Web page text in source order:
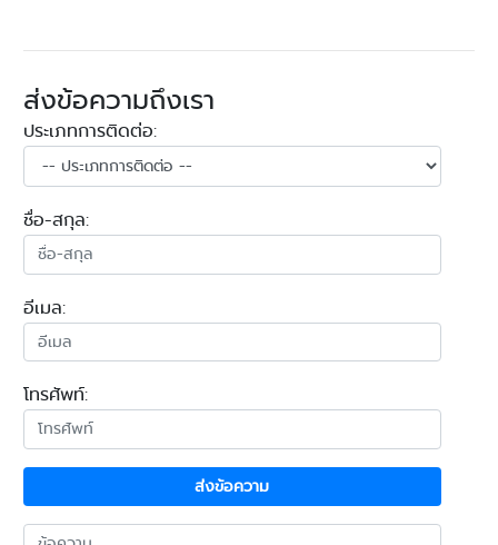
ส่งข้อความถึงเรา
ประเภทการติดต่อ:
ชื่อ-สกุล:
อีเมล:
โทรศัพท์:
ส่งข้อความ